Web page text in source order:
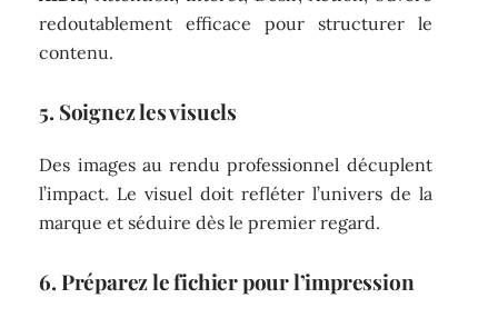
redoutablement efficace pour structurer le
contenu.
5. Soignez les visuels
Des images au rendu professionnel décuplent
l’impact. Le visuel doit refléter l’univers de la
marque et séduire dès le premier regard.
6. Préparez le fichier pour l’impression